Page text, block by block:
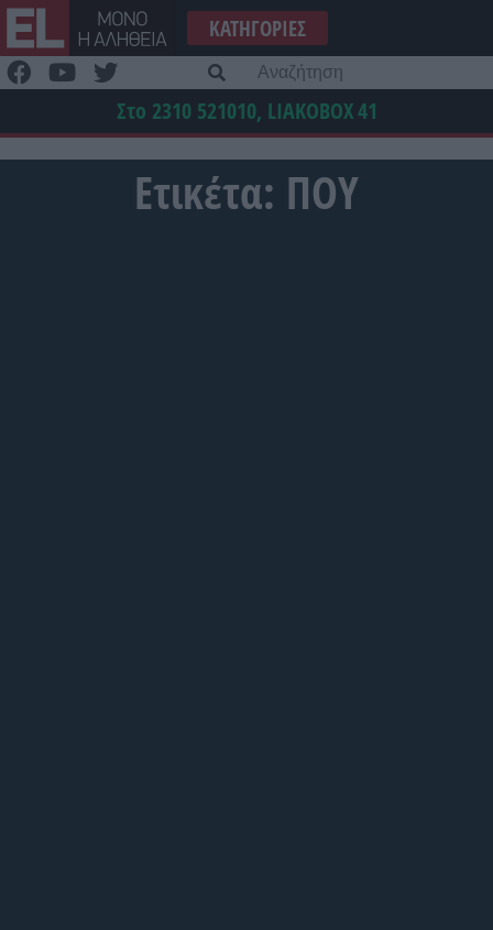
Μετάβαση
στο
περιεχόμενο
ΚΑΤΗΓΟΡΊΕΣ
Στο 2310 521010, LIAKOBOX41
Ετικέτα: ΠΟΥ